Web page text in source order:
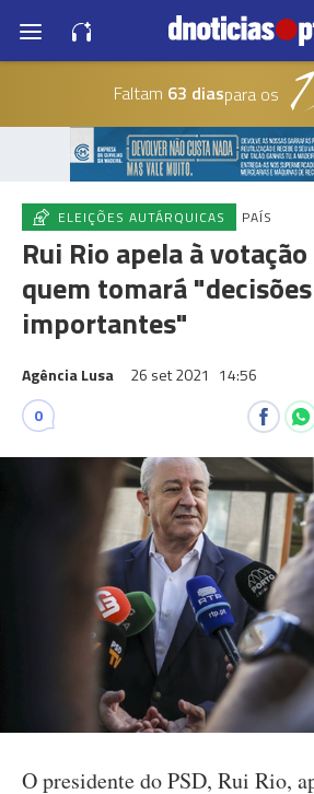
Faltam 63 diaspara os
ELEIÇÕES AUTÁRQUICAS PAÍS
Rui Rio apela à
quem tomará "decisões
importantes"
Agência Lusa 26 set 2021 14:56
0
O presidente do PSD, Rui Rio,